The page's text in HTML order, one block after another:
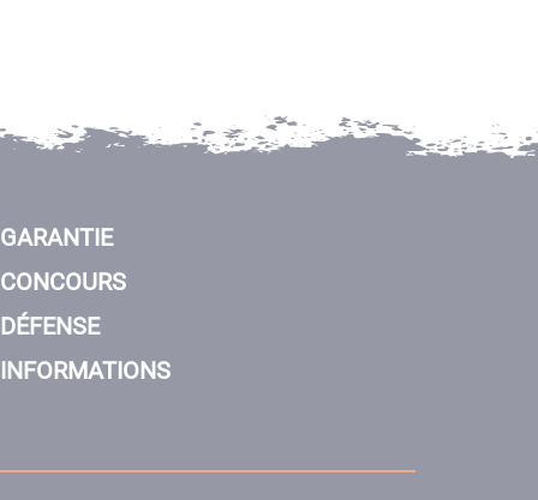
GARANTIE
CONCOURS
DÉFENSE
INFORMATIONS